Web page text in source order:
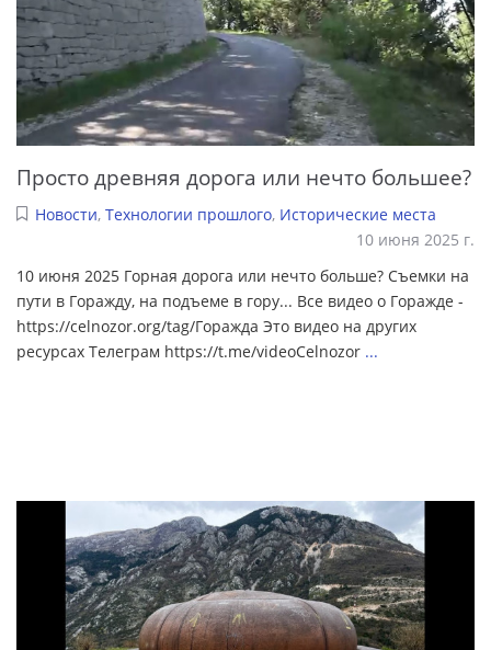
Просто древняя дорога или нечто большее?
Новости, Технологии прошлого, Исторические места
10 июня 2025 г.
10 июня 2025 Горная дорога или нечто больше? Съемки на
пути в Горажду, на подъеме в гору... Все видео о Горажде -
https://celnozor.org/tag/Горажда Это видео на других
ресурсах Телеграм https://t.me/videoCelnozor ...